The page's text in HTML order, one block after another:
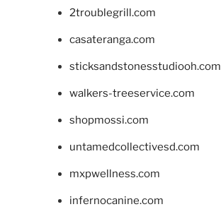
2troublegrill.com
casateranga.com
sticksandstonesstudiooh.com
walkers-treeservice.com
shopmossi.com
untamedcollectivesd.com
mxpwellness.com
infernocanine.com